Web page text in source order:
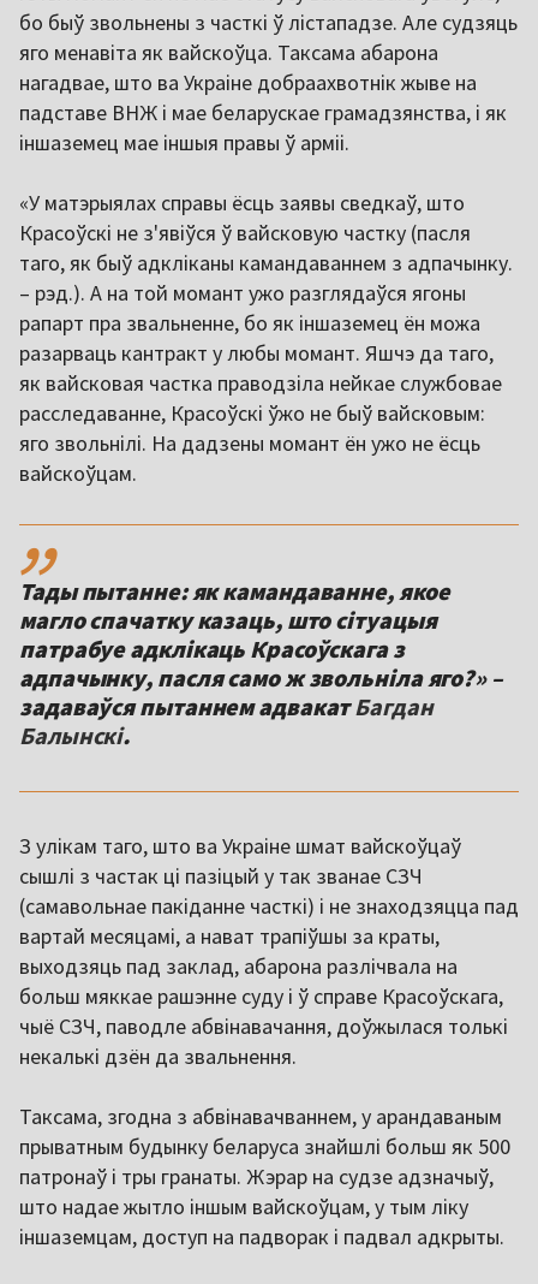
бо быў звольнены з часткі ў лістападзе. Але судзяць
яго менавіта як вайскоўца. Таксама абарона
нагадвае, што ва Украіне добраахвотнік жыве на
падставе ВНЖ і мае беларускае грамадзянства, і як
іншаземец мае іншыя правы ў арміі.
«У матэрыялах справы ёсць заявы сведкаў, што
Красоўскі не з'явіўся ў вайсковую частку (пасля
таго, як быў адкліканы камандаваннем з адпачынку.
– рэд.). А на той момант ужо разглядаўся ягоны
рапарт пра звальненне, бо як іншаземец ён можа
разарваць кантракт у любы момант. Яшчэ да таго,
як вайсковая частка праводзіла нейкае службовае
расследаванне, Красоўскі ўжо не быў вайсковым:
яго звольнілі. На дадзены момант ён ужо не ёсць
вайскоўцам.
,,
Тады пытанне: як камандаванне, якое
магло спачатку казаць, што сітуацыя
патрабуе адклікаць Красоўскага з
адпачынку, пасля само ж звольніла яго?» –
задаваўся пытаннем адвакатБагдан
Балынскі.
З улікам таго, што ва Украіне шмат вайскоўцаў
сышлі з частак ці пазіцый у так званае СЗЧ
(самавольнае пакіданне часткі) і не знаходзяцца пад
вартай месяцамі, а нават трапіўшы за краты,
выходзяць пад заклад, абарона разлічвала на
больш мяккае рашэнне суду і ў справе Красоўскага,
чыё СЗЧ, паводле абвінавачання, доўжылася толькі
некалькі дзён да звальнення.
Таксама, згодна з абвінавачваннем, у арандаваным
прыватным будынку беларуса знайшлі больш як 500
патронаў і тры гранаты. Жэрар на судзе адзначыў,
што надае жытло іншым вайскоўцам, у тым ліку
іншаземцам, доступ на падворак і падвал адкрыты.